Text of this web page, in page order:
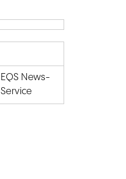
EQS News-
Service